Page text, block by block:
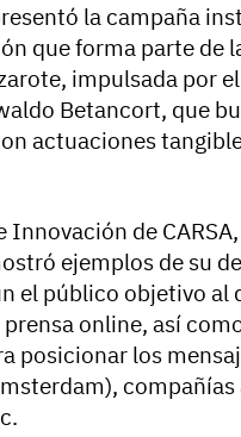
la campaña
que forma parte de
impulsada por
Betancort, que
actuaciones
de
ejemplos de su
el público objetivo al
online, así
posicionar los